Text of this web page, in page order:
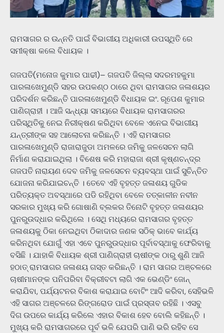
ରାମସାଗର ର ଉନ୍ନତି ପାଇଁ ବିଭାଗୀୟ ଅଧିକାରୀ ଉପସ୍ଥିତି ରେ
ସମୀକ୍ଷା କଲେ ବିଧାୟକ ।
ଗଜପତି(ମନୋଜ କୁମାର ପାଢୀ)– ଗଜପତି ଜିଲ୍ଲା ସଦରମହକୁମା
ପାରଳାଖେମୁଣ୍ଡି ସହର ଉପକଣ୍ଠ ଠାରେ ଥିବା ରାମସାଗର ଜଳାଶୟର
ପରିଦର୍ଶନ କରିଛନ୍ତି ପାରଳାଖେମୁଣ୍ଡି ବିଧାୟକ ଇଂ. ରୂପେଶ କୁମାର
ପାଣିଗ୍ରାହୀ । ଆଜି ସନ୍ଧ୍ୟା ସମୟରେ ବିଧାୟକ ରାମସାଗରର
ପରିସ୍ଥିତିକୁ ନେଇ ନିରୀକ୍ଷଣ କରିଥିବା ବେଳେ ଏନେଇ ବିଭାଗୀୟ
ଯନ୍ତ୍ରୀଙ୍କ ସହ ଆଲୋଚନା କରିଛନ୍ତି । ଏହି ରାମସାଗର
ପାରଳାଖେମୁଣ୍ଡି ରାଜାରାଜୁଡା ଅମଳରେ ଜମିକୁ ଜଳସେଚନ ଲାଗି
ନିର୍ମାଣ କରାଯାଇଥିଲା । ବିଶେଷ କରି ମହାରାଜା ଶ୍ରୀ କୃଷ୍ଣଚନ୍ଦ୍ର
ଗଜପତି ନାରାୟଣ ଦେବ ଜମିକୁ ଜଳସେଚନ ବ୍ୟବସ୍ଥା ପାଇଁ ସୁଚିନ୍ତିତ
ଯୋଜନା କରିଯାଇଚନ୍ତି । ତେବେ ଏହି ବୃହତ୍ତ ଜଳାଶୟ ଗୁଡିକ
ପରିତ୍ୟକ୍ତ ଅବସ୍ଥାରେ ପଡି ରହିଥିବା ବେଳେ ତତ୍କାଳୀନ ନବୀନ
ସରକାର ମୁଖ୍ୟ କରି ଗୋଷାଣି ବ୍ଲକର ତିନୋଟି ବୃହତ୍ତ ଜଳାଶୟର
ପୁନରୁଉଦ୍ଧାର କରିଥିଲେ । ସେଥି ମଧ୍ୟରେ ରାମସାଗର ବୃହତ୍ତ
ଜଳାଶୟକୁ ଠିକା ନେଇଥିବା ଠିକାଦାର ଜଣକ ସଠିକ୍ ଭାବେ କାର୍ଯ୍ୟ
କରିନଥିବା ଯୋଗୁଁ ଏହା ଏବେ ପୁନରୁଉଦ୍ଧାର ପୂର୍ବାବସ୍ଥାକୁ ଫେରିବାକୁ
ବସିଛି । ଯାହାକି ବିଧାୟକ ଶ୍ରୀ ପାଣିଗ୍ରାହୀ ଚାଷୀଙ୍କ ଠାରୁ ଶୁଣି ଆଜି
ହଠାତ୍ ରାମସାଗର ଜଳାଶୟ ଗସ୍ତ କରିଛନ୍ତି । ରାମ ସାଗର ଅଞ୍ଚଳରେ
ଚାଷୀମାନଙ୍କ ପନିପରିବା ବିକ୍ରୀବଟା ଲାଗି ଏକ ଭେଣ୍ଡିଂ ଜୋନ୍
କରାଯିବା, ପର୍ଯ୍ୟଟନର ବିକାଶ କରାଯାଇ ବୋଟିଂ ଆଦି କରିବା, ସେହିଭଳି
ଏହି ସାଗର ଅଞ୍ଚଳରେ ରିଙ୍ଗରୋଡ ପାଇଁ ପ୍ରସ୍ତାବ ରହିଛି । ଏସବୁ
ଦିଗ ଉପରେ କାର୍ଯ୍ୟ କରିଲେ ଏହାର ବିକାଶ ହେବ ବୋଲି କହିଛନ୍ତି ।
ମୁଖ୍ୟ କରି ରାମସାଗରରେ ପୂର୍ବ ଭଳି ଯେପରି ପାଣି ଭରି ରହିବ ସେ